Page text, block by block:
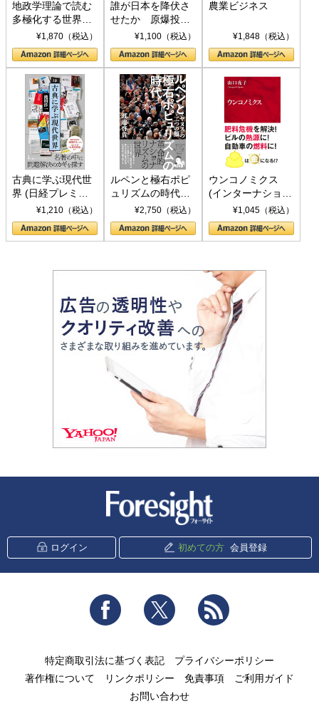
地政学理論で読む
多極化する世界：
トランプとBRICS
の挑戦
¥1,870（税込）
誰が日本を降伏さ
せたか 原爆投
下、ソ連参戦、そ
して聖断 (PHP新
書)
¥1,100（税込）
農業ビジネス
¥1,848（税込）
古典に学ぶ現代世
界 (日経プレミア
シリーズ)¥1,210（税込）
ルペンと極右ポピ
ュリズムの時代：
〈ヤヌス〉の二つ
の顔
¥2,750（税込）
ウンコノミクス
(インターナショナ
ル新書)¥1,045（税込）
ログイン 初めての方 会員登録
Facebook Twitter
特定商取引法に基づく表記
プライバシーポリシー
著作権について
リンクポリシー 免責事項
ご利用ガイド
お問い合わせ